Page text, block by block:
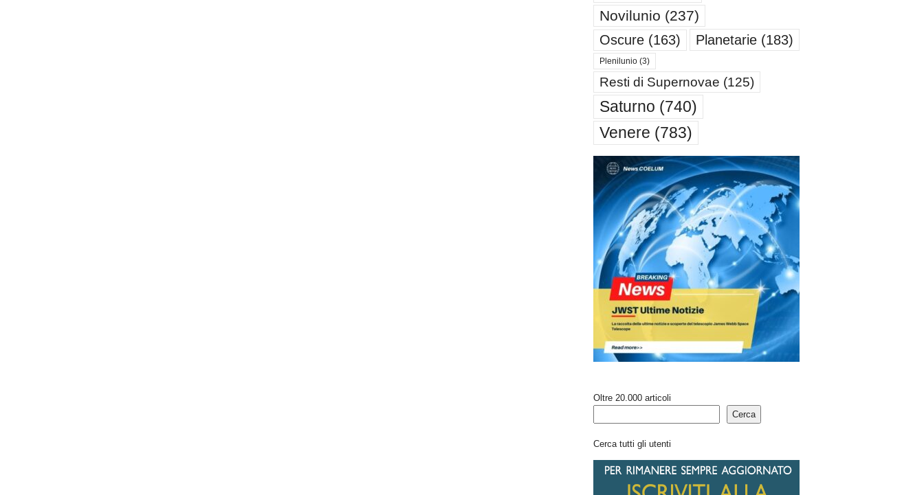
Novilunio (237)
Oscure(163) Planetarie(183)
Plenilunio(3)
Resti di Supernovae (125)
Saturno (740)
Venere (783)
Oltre 20.000 articoli
Cerca
Cerca tutti gli utenti